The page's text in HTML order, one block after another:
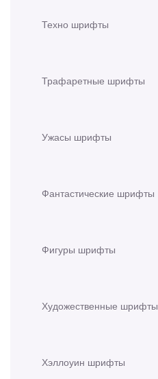
Техно шрифты
Трафаретные шрифты
Ужасы шрифты
Фантастические шрифты
Фигуры шрифты
Художественные шрифты
Хэллоуин шрифты